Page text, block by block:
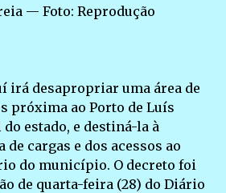
— Foto: Reprodução
irá desapropriar uma área de
próxima ao Porto de Luís
estado, e destiná-la à
cargas e dos acessos ao
do município. O decreto foi
de quarta-feira (28) do Diário